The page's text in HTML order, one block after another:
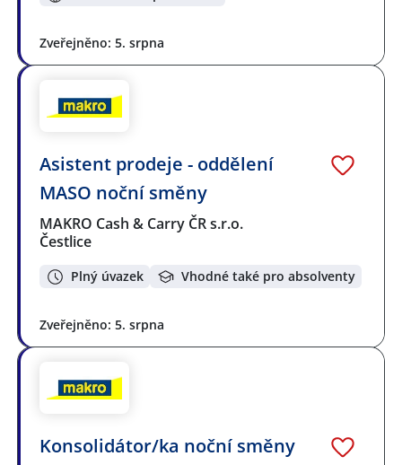
Zveřejněno: 5. srpna
Asistent prodeje - oddělení
MASO noční směny
MAKRO Cash & Carry ČR s.r.o.
Čestlice
Plný úvazek Vhodné také pro absolventy
Zveřejněno: 5. srpna
Konsolidátor/ka noční směny